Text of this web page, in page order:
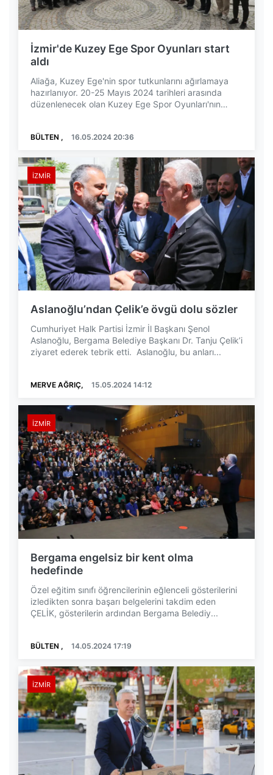
İzmir'de Kuzey Ege Spor Oyunları start
aldı
Aliağa, Kuzey Ege'nin spor tutkunlarını ağırlamaya
hazırlanıyor. 20-25 Mayıs 2024 tarihleri arasında
düzenlenecek olan Kuzey Ege Spor Oyunları'nın
BÜLTEN , 16.05.2024 20:36
İZMIR
Aslanoğlu’ndan Çelik’e övgü dolu sözler
Cumhuriyet Halk Partisi İzmir İl Başkanı Şenol
Aslanoğlu, Bergama Belediye Başkanı Dr. Tanju Çelik’i
ziyaret ederek tebrik etti. Aslanoğlu, bu anları...
MERVE AĞRIÇ, 15.05.2024 14:12
İZMIR
Bergama engelsiz bir kent olma
hedefinde
Özel eğitim sınıfı öğrencilerinin eğlenceli gösterilerini
izledikten sonra başarı belgelerini takdim eden
ÇELİK, gösterilerin ardından Bergama Belediy...
BÜLTEN , 14.05.2024 17:19
İZMIR